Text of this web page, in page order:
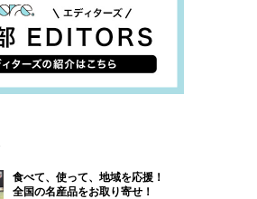
食べて、使って、地域を応援！
全国の名産品をお取り寄せ！